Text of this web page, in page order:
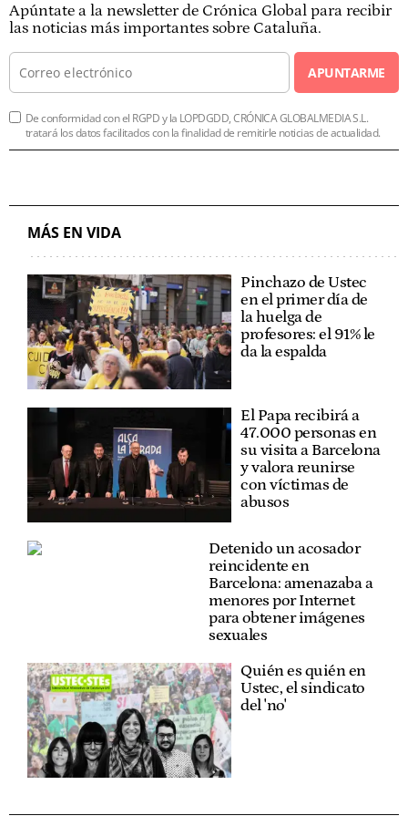
Apúntate a la newsletter de Crónica Global para recibir
las noticias más importantes sobre Cataluña.
APUNTARME
De conformidad con el RGPD y la LOPDGDD, CRÓNICA GLOBALMEDIA S.L.
tratará los datos facilitados con la finalidad de remitirle noticias de actualidad.
MÁS EN VIDA
Pinchazo de Ustec
en el primer día de
la huelga de
profesores: el 91% le
da la espalda
El Papa recibirá a
47.000 personas en
su visita a Barcelona
y valora reunirse
con víctimas de
abusos
Detenido un acosador
reincidente en
Barcelona: amenazaba a
menores por Internet
para obtener imágenes
sexuales
Quién es quién en
Ustec, el sindicato
del 'no'